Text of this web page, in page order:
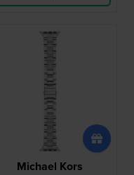
Michael Kors